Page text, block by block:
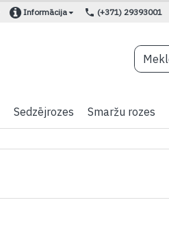
Informācija (+371) 29393001
Sedzējrozes Smaržu rozes